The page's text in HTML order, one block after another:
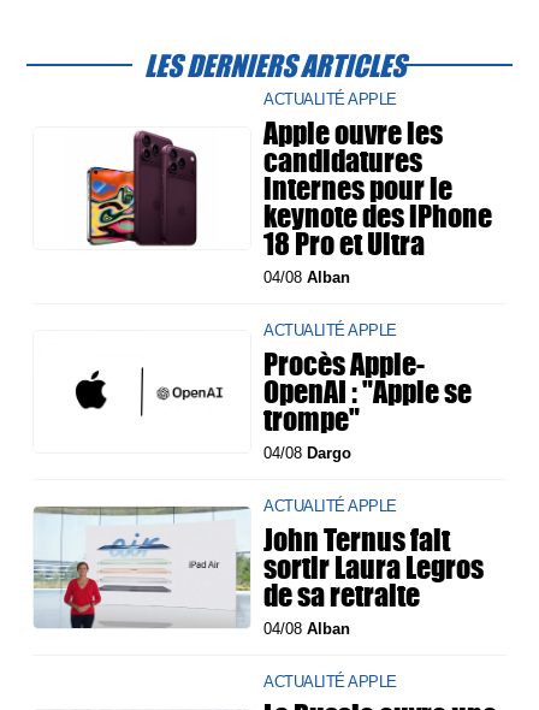
LES DERNIERS ARTICLES
ACTUALITÉ APPLE
Apple ouvre les
candidatures
internes pour le
keynote des iPhone
18 Pro et Ultra
04/08Alban
ACTUALITÉ APPLE
Procès Apple-
OpenAI : "Apple se
trompe"
04/08Dargo
ACTUALITÉ APPLE
John Ternus fait
sortir Laura Legros
de sa retraite
04/08Alban
ACTUALITÉ APPLE